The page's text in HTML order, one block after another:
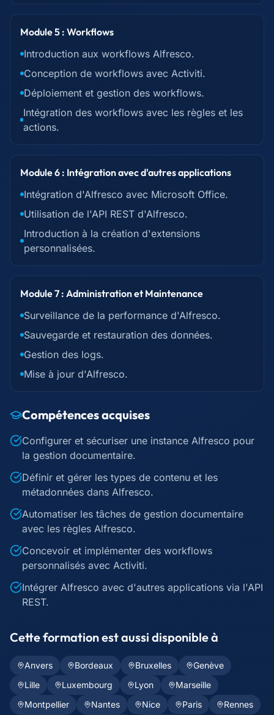
Module 5 : Workflows
Introduction aux workflows Alfresco.
Conception de workflows avec Activiti.
Déploiement et gestion des workflows.
Intégration des workflows avec les règles et les
actions.
Module 6 : Intégration avec d'autres applications
Intégration d'Alfresco avec Microsoft Office.
Utilisation de l'API REST d'Alfresco.
Introduction à la création d'extensions
personnalisées.
Module 7 : Administration et Maintenance
Surveillance de la performance d'Alfresco.
Sauvegarde et restauration des données.
Gestion des logs.
Mise à jour d'Alfresco.
Compétences acquises
Configurer et sécuriser une instance Alfresco pour
la gestion documentaire.
Définir et gérer les types de contenu et les
métadonnées dans Alfresco.
Automatiser les tâches de gestion documentaire
avec les règles Alfresco.
Concevoir et implémenter des workflows
personnalisés avec Activiti.
Intégrer Alfresco avec d'autres applications via l'API
REST.
Cette formation est aussi disponible à
Anvers Bordeaux Bruxelles
Genève
Lille
Luxembourg Lyon
Marseille
Montpellier
Nantes Nice Paris
Rennes